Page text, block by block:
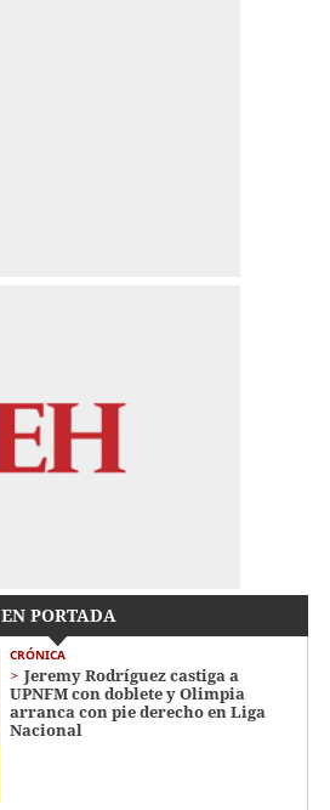
EN PORTADA
CRÓNICA
Jeremy Rodríguez castiga a
UPNFM con doblete y Olimpia
arranca con pie derecho en Liga
Nacional